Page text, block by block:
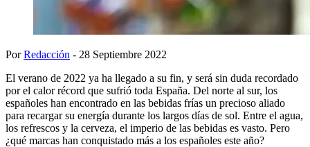
PorRedacción - 28 Septiembre 2022
El verano de 2022 ya ha llegado a su fin, y será sin duda recordado
por el calor récord que sufrió toda España. Del norte al sur, los
españoles han encontrado en las bebidas frías un precioso aliado
para recargar su energía durante los largos días de sol. Entre el agua,
los refrescos y la cerveza, el imperio de las bebidas es vasto. Pero
¿qué marcas han conquistado más a los españoles este año?